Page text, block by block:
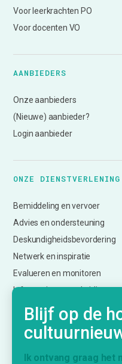
Voor leerkrachten PO
Voor docenten VO
AANBIEDERS
Onze aanbieders
(Nieuwe) aanbieder?
Login aanbieder
ONZE DIENSTVERLENING
Bemiddeling en vervoer
Advies en ondersteuning
Deskundigheidsbevordering
Netwerk en inspiratie
Evalueren en monitoren
Informatie over subsidies
Creatief Vermogen Utrecht
KENNISPLATFORM
Blijf op de
Ik ontvang graag het